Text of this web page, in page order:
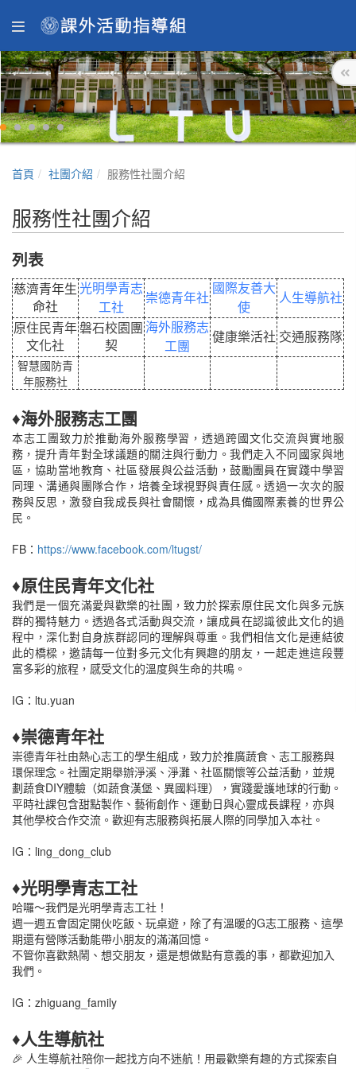
首頁 社團介紹 服務性社團介紹
服務性社團介紹
列表
慈濟青年生
命社
光明學青志
工社
崇德青年社
國際友善大
使
人生導航社
原住民青年
文化社
磐石校園團
契
海外服務志
工團
健康樂活社 交通服務隊
智慧國防青
年服務社
♦海外服務志工團
本志工團致力於推動海外服務學習，透過跨國文化交流與實地服
務，提升青年對全球議題的關注與行動力。我們走入不同國家與地
區，協助當地教育、社區發展與公益活動，鼓勵團員在實踐中學習
同理、溝通與團隊合作，培養全球視野與責任感。透過一次次的服
務與反思，激發自我成長與社會關懷，成為具備國際素養的世界公
民。
FB： https://www.facebook.com/ltugst/
♦原住民青年文化社
我們是一個充滿愛與歡樂的社團，致力於探索原住民文化與多元族
群的獨特魅力。透過各式活動與交流，讓成員在認識彼此文化的過
程中，深化對自身族群認同的理解與尊重。我們相信文化是連結彼
此的橋樑，邀請每一位對多元文化有興趣的朋友，一起走進這段豐
富多彩的旅程，感受文化的溫度與生命的共鳴。
IG：ltu.yuan
♦崇德青年社
崇德青年社由熱心志工的學生組成，致力於推廣蔬食、志工服務與
環保理念。社團定期舉辦淨溪、淨灘、社區關懷等公益活動，並規
劃蔬食DIY體驗（如蔬食漢堡、異國料理），實踐愛護地球的行動。
平時社課包含甜點製作、藝術創作、運動日與心靈成長課程，亦與
其他學校合作交流。歡迎有志服務與拓展人際的同學加入本社。
IG：ling_dong_club
♦光明學青志工社
哈囉～我們是光明學青志工社！
週一週五會固定開伙吃飯、玩桌遊，除了有溫暖的G志工服務、這學
期還有營隊活動能帶小朋友的滿滿回憶。
不管你喜歡熱鬧、想交朋友，還是想做點有意義的事，都歡迎加入
我們。
IG：zhiguang_family
♦人生導航社
🎉 人生導航社陪你一起找方向不迷航！用最歡樂有趣的方式探索自